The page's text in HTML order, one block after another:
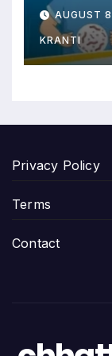
दिवस
AUGUST
KRANTI
Privacy Policy
Terms
Contact